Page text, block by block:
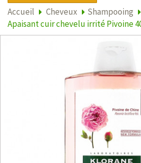
Accueil Cheveux Shampooing
Apaisant cuir chevelu irrité Pivoine